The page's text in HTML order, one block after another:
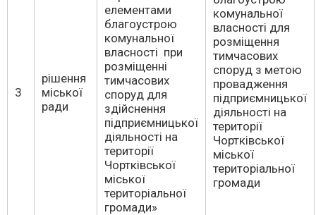
3
рішення
міської
ради
елементами
благоустрою
комунальної
власності при
розміщенні
тимчасових
споруд для
здійснення
підприємницької
діяльності на
території
Чортківської
міської
територіальної
громади»
комунальної
власності для
розміщення
тимчасових
споруд з метою
провадження
підприємницької
діяльності на
території
Чортківської
міської
територіальної
громади